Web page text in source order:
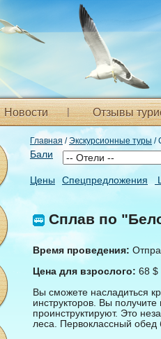
Новости Отзывы
Главная /Экскурсионные туры /
Бали
Цены Спецпредложения
Сплав по
Время проведения:
Цена для взрослого: 68 $
Вы сможете насладиться
инструкторов. Вы
проинструктируют. Это
леса. Первоклассный обед